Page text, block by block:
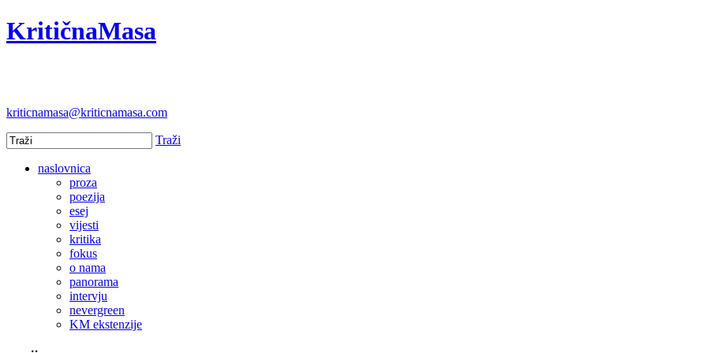
KritičnaMasa
kriticnamasa@kriticnamasa.com
Traži
naslovnica
proza
poezija
esej
vijesti
kritika
fokus
o nama
panorama
intervju
nevergreen
KM ekstenzije